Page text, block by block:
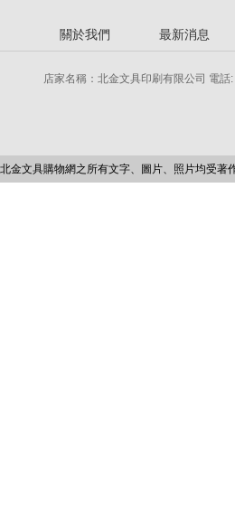
關於我們 最新消息
店家名稱：北金文具印刷有限公司 電
北金文具購物網之所有文字、圖片、照片均受著